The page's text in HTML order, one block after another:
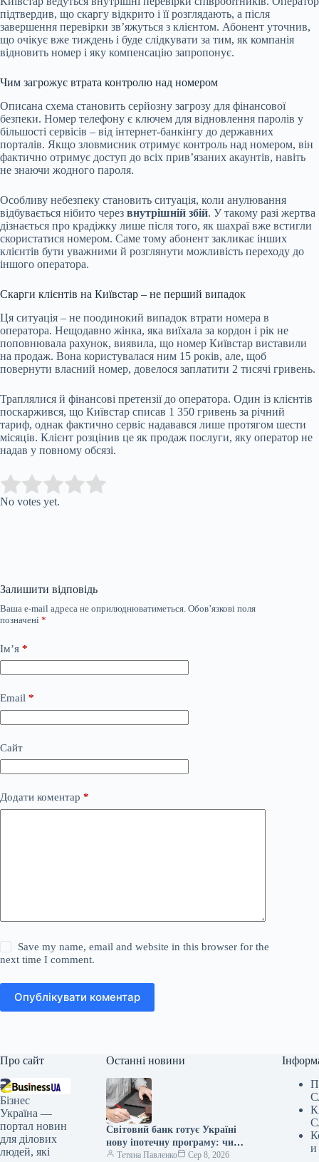
підтвердив, що скаргу відкрито і її розглядають, а після
завершення перевірки зв’яжуться з клієнтом. Абонент уточнив,
що очікує вже тиждень і буде слідкувати за тим, як компанія
відновить номер і яку компенсацію запропонує.
Чим загрожує втрата контролю над номером
Описана схема становить серйозну загрозу для фінансової
безпеки. Номер телефону є ключем для відновлення паролів у
більшості сервісів – від інтернет-банкінгу до державних
порталів. Якщо зловмисник отримує контроль над номером, він
фактично отримує доступ до всіх прив’язаних акаунтів, навіть
не знаючи жодного пароля.
Особливу небезпеку становить ситуація, коли анулювання
відбувається нібито через внутрішній збій. У такому разі жертва
дізнається про крадіжку лише після того, як шахраї вже встигли
скористатися номером. Саме тому абонент закликає інших
клієнтів бути уважними й розглянути можливість переходу до
іншого оператора.
Скарги клієнтів на Київстар – не перший випадок
Ця ситуація – не поодинокий випадок втрати номера в
оператора. Нещодавно жінка, яка виїхала за кордон і рік не
поповнювала рахунок, виявила, що номер Київстар виставили
на продаж. Вона користувалася ним 15 років, але, щоб
повернути власний номер, довелося заплатити 2 тисячі гривень.
Траплялися й фінансові претензії до оператора. Один із клієнтів
поскаржився, що Київстар списав 1 350 гривень за річний
тариф, однак фактично сервіс надавався лише протягом шести
місяців. Клієнт розцінив це як продаж послуги, яку оператор не
надав у повному обсязі.
Rate this item:
No votes yet.
Залишити відповідь
Ваша e-mail адреса не оприлюднюватиметься. Обов’язкові поля
позначені *
Ім’я *
Email *
Сайт
Додати коментар *
Save my name, email and website in this browser for the
next time I comment.
Опублікувати коментар
Про сайт
Бізнес
Україна —
портал новин
для ділових
людей, які
Останні новини
Світовий банк готує Україні
нову іпотечну програму: чи
замінить вона “єОселю”
Тетяна Павленко Сер 8, 2026
и